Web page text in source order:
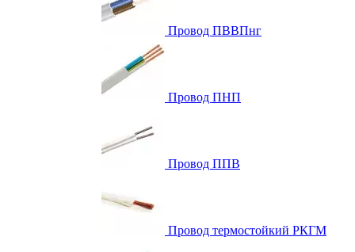
Провод ПВВПнг
Провод ПНП
Провод ППВ
Провод термостойкий РКГМ